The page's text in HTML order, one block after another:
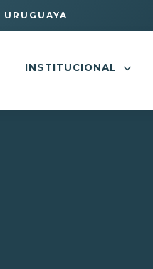
INSTITUCIONAL